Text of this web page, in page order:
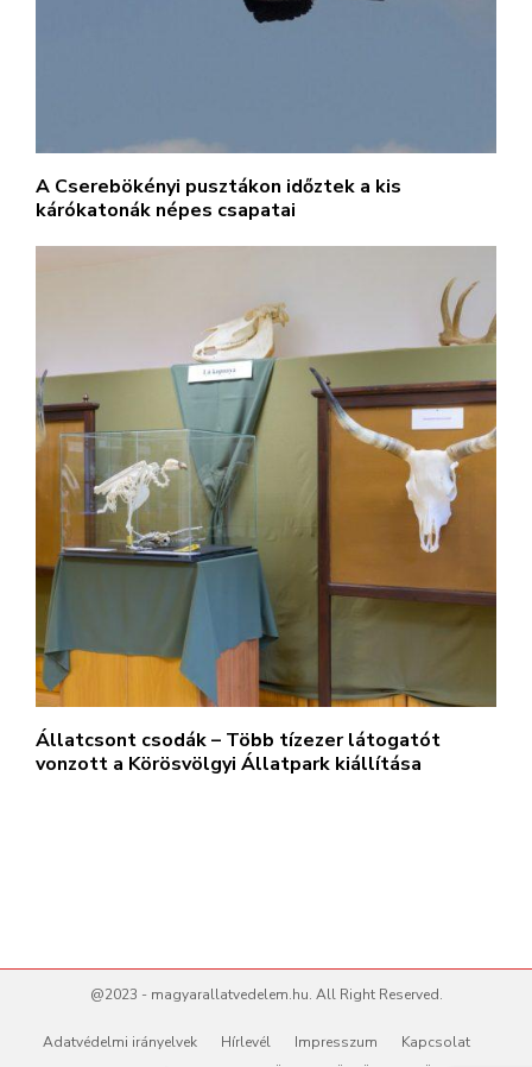
A Cserebökényi pusztákon időztek a kis
kárókatonák népes csapatai
Állatcsont csodák – Több tízezer látogatót
vonzott a Körösvölgyi Állatpark kiállítása
@2023 - magyarallatvedelem.hu. All Right Reserved.
Adatvédelmi irányelvek Hírlevél Impresszum
Kapcsolat